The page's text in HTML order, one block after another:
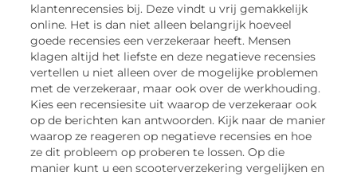
klantenrecensies bij. Deze vindt u vrij gemakkelijk
online. Het is dan niet alleen belangrijk hoeveel
goede recensies een verzekeraar heeft. Mensen
klagen altijd het liefste en deze negatieve recensies
vertellen u niet alleen over de mogelijke problemen
met de verzekeraar, maar ook over de werkhouding.
Kies een recensiesite uit waarop de verzekeraar ook
op de berichten kan antwoorden. Kijk naar de manier
waarop ze reageren op negatieve recensies en hoe
ze dit probleem op proberen te lossen. Op die
manier kunt u een scooterverzekering vergelijken en